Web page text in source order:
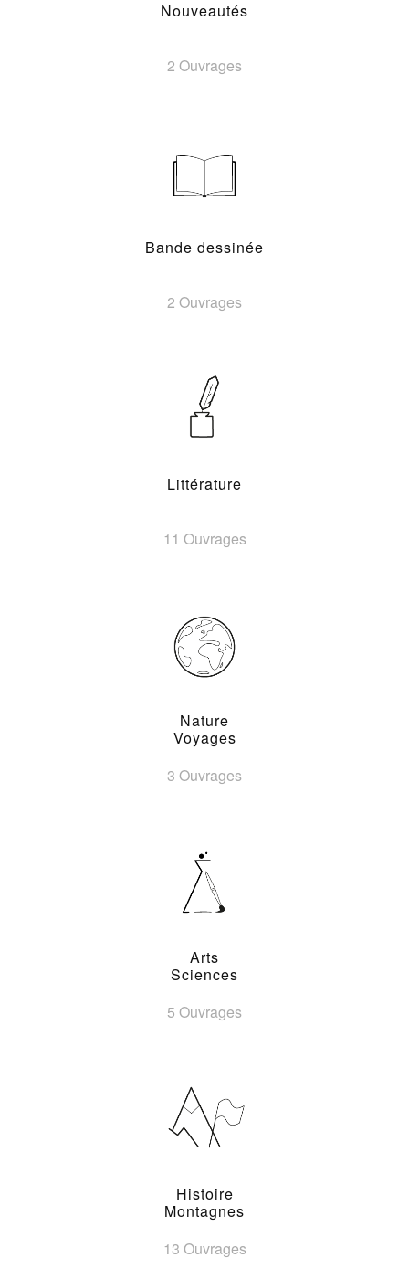
Nouveautés
2 Ouvrages
Bande dessinée
2 Ouvrages
Littérature
11 Ouvrages
Nature
Voyages
3 Ouvrages
Arts
Sciences
5 Ouvrages
Histoire
Montagnes
13 Ouvrages